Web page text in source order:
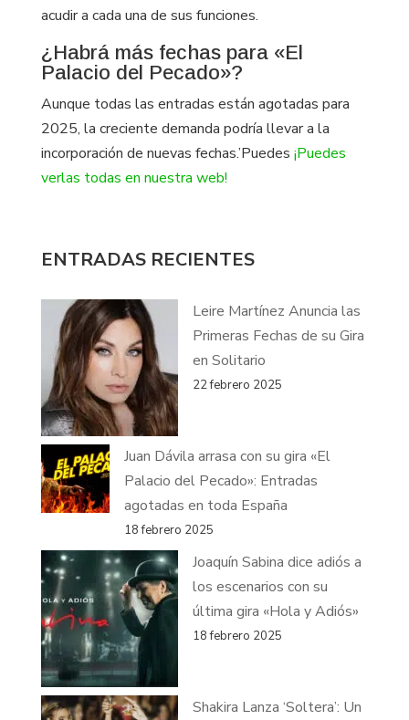
acudir a cada una de sus funciones.
¿Habrá más fechas para «El
Palacio del Pecado»?
Aunque todas las entradas están agotadas para
2025, la creciente demanda podría llevar a la
incorporación de nuevas fechas.’Puedes ¡Puedes
verlas todas en nuestra web!
ENTRADAS RECIENTES
Leire Martínez Anuncia las
Primeras Fechas de su Gira
en Solitario
22 febrero 2025
Juan Dávila arrasa con su gira «El
Palacio del Pecado»: Entradas
agotadas en toda España
18 febrero 2025
Joaquín Sabina dice adiós a
los escenarios con su
última gira «Hola y Adiós»
18 febrero 2025
Shakira Lanza ‘Soltera’: Un